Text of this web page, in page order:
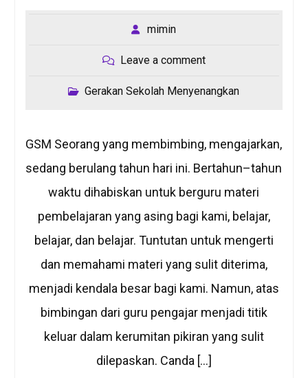
mimin
Leave a comment
Gerakan Sekolah Menyenangkan
GSM Seorang yang membimbing, mengajarkan,
sedang berulang tahun hari ini. Bertahun–tahun
waktu dihabiskan untuk berguru materi
pembelajaran yang asing bagi kami, belajar,
belajar, dan belajar. Tuntutan untuk mengerti
dan memahami materi yang sulit diterima,
menjadi kendala besar bagi kami. Namun, atas
bimbingan dari guru pengajar menjadi titik
keluar dalam kerumitan pikiran yang sulit
dilepaskan. Canda […]